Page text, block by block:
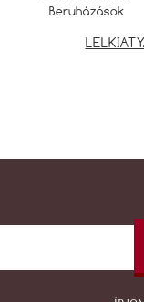
Beruházások